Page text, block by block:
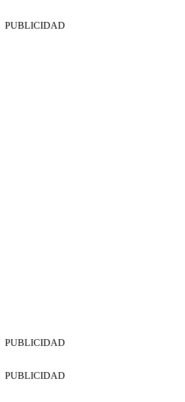
PUBLICIDAD
PUBLICIDAD
PUBLICIDAD